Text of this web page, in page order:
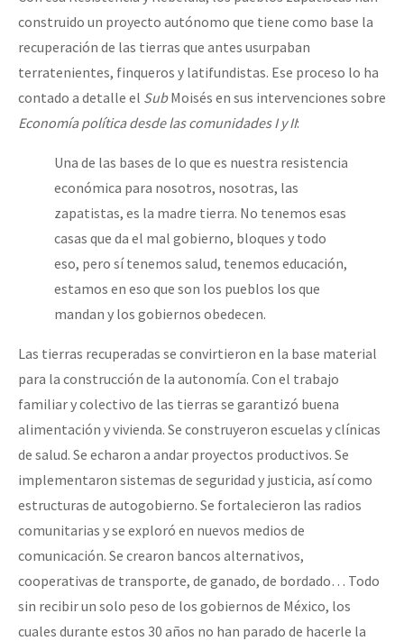
construido un proyecto autónomo que tiene como base la
recuperación de las tierras que antes usurpaban
terratenientes, finqueros y latifundistas. Ese proceso lo ha
contado a detalle el SubMoisés en sus intervenciones sobre
Economía política desde las comunidades I y II:
Una de las bases de lo que es nuestra resistencia
económica para nosotros, nosotras, las
zapatistas, es la madre tierra. No tenemos esas
casas que da el mal gobierno, bloques y todo
eso, pero sí tenemos salud, tenemos educación,
estamos en eso que son los pueblos los que
mandan y los gobiernos obedecen.
Las tierras recuperadas se convirtieron en la base material
para la construcción de la autonomía. Con el trabajo
familiar y colectivo de las tierras se garantizó buena
alimentación y vivienda. Se construyeron escuelas y clínicas
de salud. Se echaron a andar proyectos productivos. Se
implementaron sistemas de seguridad y justicia, así como
estructuras de autogobierno. Se fortalecieron las radios
comunitarias y se exploró en nuevos medios de
comunicación. Se crearon bancos alternativos,
cooperativas de transporte, de ganado, de bordado… Todo
sin recibir un solo peso de los gobiernos de México, los
cuales durante estos 30 años no han parado de hacerle la